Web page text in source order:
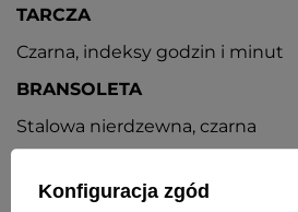
TARCZA
Czarna, indeksy godzin i minut
BRANSOLETA
Stalowa nierdzewna, czarna
Pełne zamknięte z regulacją
Konfiguracja zgód